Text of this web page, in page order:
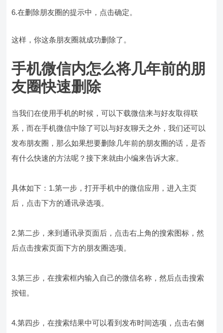
6.在删除朋友圈的提示中，点击确定。
这样，你这条朋友圈就成功删除了。
手机微信内怎么将几年前的朋
友圈快速删除
当我们在使用手机的时候，可以下载微信来与好友取得联
系，而在手机微信中除了可以与好友聊天之外，我们还可以
发布朋友圈，那么如果想要删除几年前的朋友圈的话，是否
有什么快速的方法呢？接下来就由小编来告诉大家。
具体如下：1.第一步，打开手机中的微信应用，进入主页
后，点击下方的通讯录选项。
2.第二步，来到通讯录页面后，点击右上角的搜索图标，然
后点击搜索页面下方的朋友圈选项。
3.第三步，在搜索框内输入自己的微信名称，然后点击搜索
按钮。
4.第四步，在搜索结果中可以看到发布时间选项，点击右侧